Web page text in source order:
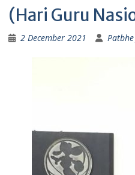
(Hari Guru
2 December 2021